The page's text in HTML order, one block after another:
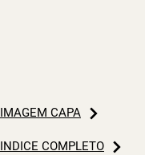
IMAGEM CAPA
ÍNDICE COMPLETO